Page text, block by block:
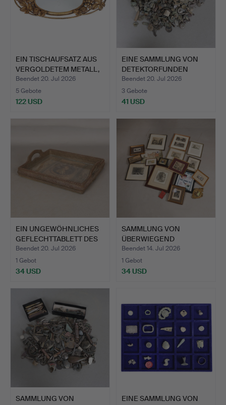
EIN TISCHAUFSATZ AUS
VERGOLDETEM METALL,
A…
Beendet 20. Jul 2026
5 Gebote
122 USD
EINE SAMMLUNG VON
DETEKTORFUNDEN
(MENGE).
Beendet 20. Jul 2026
3 Gebote
41 USD
EIN UNGEWÖHNLICHES
GEFLECHTTABLETT DES
19.…
Beendet 20. Jul 2026
1 Gebot
34 USD
SAMMLUNG VON
ÜBERWIEGEND
KUPFERSTICHEN (AN…
Beendet 14. Jul 2026
1 Gebot
34 USD
SAMMLUNG VON
EINE SAMMLUNG VON